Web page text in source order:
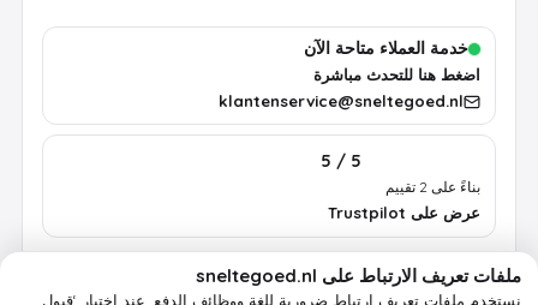
خدمة العملاء متاحة الآن
اضغط هنا للتحدث مباشرة
klantenservice@sneltegoed.nl
5 / 5
بناءً على 2 تقييم
عرض على Trustpilot
الشروطالخصوصيةسياسة ملفات تعريف الارتباطملفات تعريف الارتباط على sneltegoed.nl
نستخدم ملفات تعريف ارتباط ضرورية للغة ووظائف الدفع. عند اختيار ‘قبول